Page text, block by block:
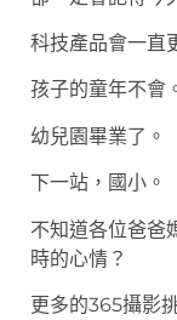
科技產品會一直
孩子的童年不會
幼兒園畢業了。
下一站，國小。
不知道各位爸爸
時的心情？
更多的365攝影